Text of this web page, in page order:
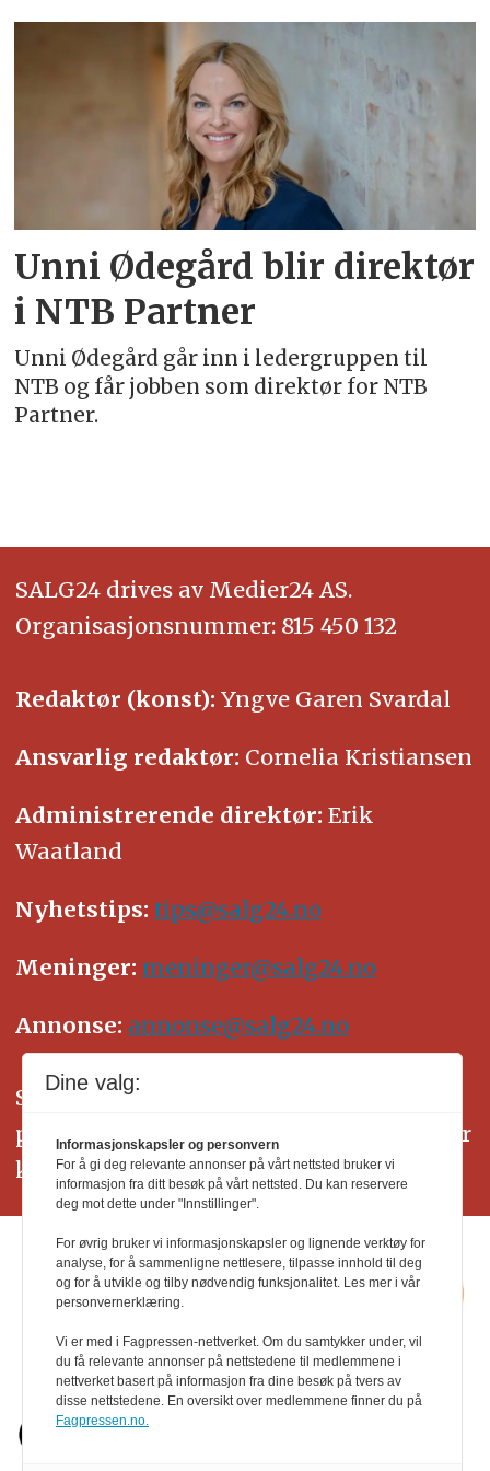
Emne:
ntb
partner
Unni Ødegård blir direktør
i NTB Partner
Unni Ødegård går inn i ledergruppen til
NTB og får jobben som direktør for NTB
Partner.
SALG24 drives av Medier24 AS.
Organisasjonsnummer: 815 450 132
Redaktør (konst): Yngve Garen Svardal
Ansvarlig redaktør: Cornelia Kristiansen
Administrerende direktør: Erik
Waatland
Nyhetstips: tips@salg24.no
Meninger: meninger@salg24.no
Annonse: annonse@salg24.no
SALG24 arbeider etter Vær Varsom-
plakatens regler for god presseskikk. Her
kan du lese mer omPFUsarbeid.
Dine valg:
Informasjonskapsler og personvern
For å gi deg relevante annonser på vårt nettsted bruker vi
informasjon fra ditt besøk på vårt nettsted. Du kan reservere
deg mot dette under "Innstillinger".
For øvrig bruker vi informasjonskapsler og lignende verktøy for
analyse, for å sammenligne nettlesere, tilpasse innhold til deg
og for å utvikle og tilby nødvendig funksjonalitet. Les mer i vår
personvernerklæring.
Vi er med i Fagpressen-nettverket. Om du samtykker under, vil
du få relevante annonser på nettstedene til medlemmene i
nettverket basert på informasjon fra dine besøk på tvers av
disse nettstedene. En oversikt over medlemmene finner du på
Fagpressen.no.